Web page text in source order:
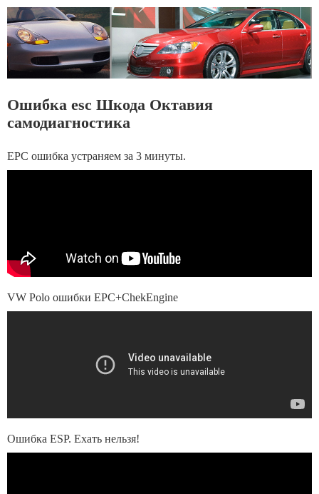
Ошибка esc Шкода Октавия
самодиагностика
EPC ошибка устраняем за 3 минуты.
VW Polo ошибки EPC+ChekEngine
Ошибка ESP. Ехать нельзя!